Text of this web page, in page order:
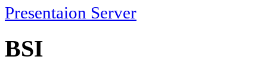
Presentaion Server
BSI